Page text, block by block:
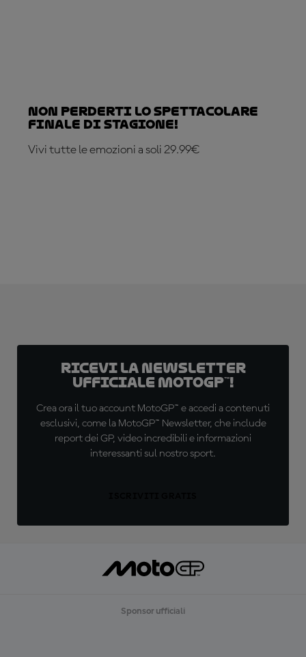
Non perderti lo spettacolare
finale di stagione!
Vivi tutte le emozioni a soli 29.99€
Ricevi la newsletter
ufficiale MotoGP™!
Crea ora il tuo account MotoGP™ e accedi a contenuti
esclusivi, come la MotoGP™ Newsletter, che include
report dei GP, video incredibili e informazioni
interessanti sul nostro sport.
Sponsor ufficiali